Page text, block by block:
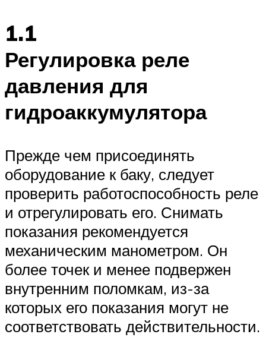
1.1
Регулировка реле
давления для
гидроаккумулятора
Прежде чем присоединять
оборудование к баку, следует
проверить работоспособность реле
и отрегулировать его. Снимать
показания рекомендуется
механическим манометром. Он
более точек и менее подвержен
внутренним поломкам, из-за
которых его показания могут не
соответствовать действительности.